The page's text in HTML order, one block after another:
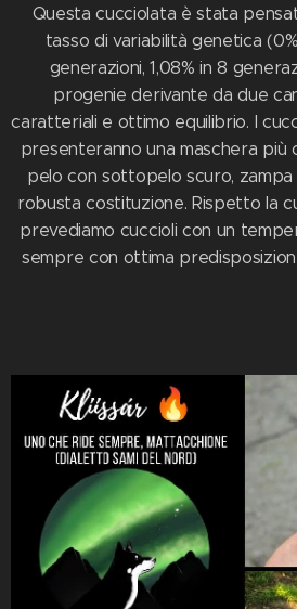
Questa cucciolata è stata
tasso di variabilità genetica
generazioni, 1,08% in 8
progenie derivante da due
caratteriali e ottimo equilibrio. I
presenteranno una maschera più
pelo con sottopelo scuro, zampa
robusta costituzione. Rispetto la
prevediamo cuccioli con un
sempre con ottima